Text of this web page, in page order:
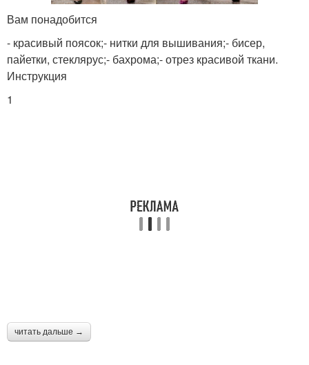
Вам понадобится
- красивый поясок;- нитки для вышивания;- бисер,
пайетки, стеклярус;- бахрома;- отрез красивой ткани.
Инструкция
1
читать дальше →